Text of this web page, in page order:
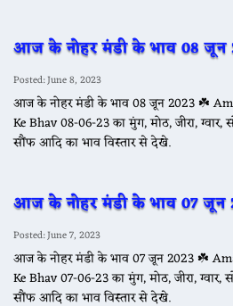
आज के नोहर मंडी के भाव 08 जून
Posted: June 8, 2023
आज के नोहर मंडी के भाव 08 जून 2023 ☘️
Ke Bhav 08-06-23 का मुंग, मोठ, जीरा, ग्वार,
सौंफ आदि का भाव विस्तार से देखे.
आज के नोहर मंडी के भाव 07 जून
Posted: June 7, 2023
आज के नोहर मंडी के भाव 07 जून 2023 ☘️
Ke Bhav 07-06-23 का मुंग, मोठ, जीरा, ग्वार,
सौंफ आदि का भाव विस्तार से देखे.